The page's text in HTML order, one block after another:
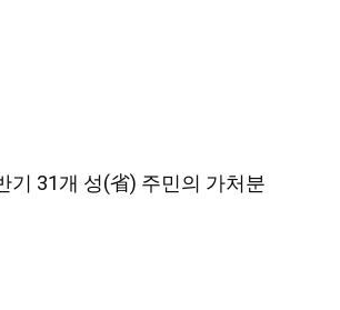
기 31개 성(省) 주민의 가처분